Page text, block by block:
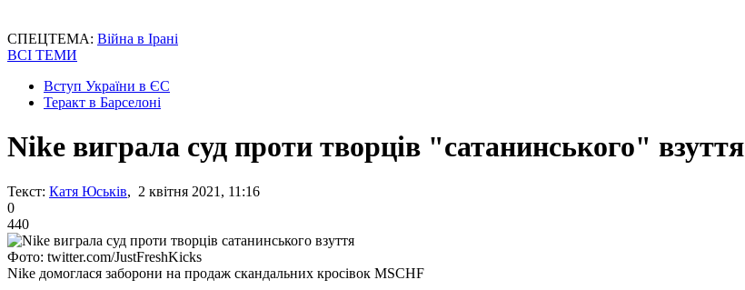
СПЕЦТЕМА: Війна в Ірані
ВСІ ТЕМИ
Вступ України в ЄС
Теракт в Барселоні
Nike виграла суд проти творців "сатанинського" взуття
Текст: Катя Юськів, 2 квітня 2021, 11:16
0
440
Фото: twitter.com/JustFreshKicks
Nike домоглася заборони на продаж скандальних кросівок MSCHF